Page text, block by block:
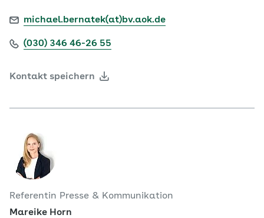
michael.bernatek(at)bv.aok.de
(030) 346 46-26 55
Kontakt speichern
Referentin Presse & Kommunikation
Mareike Horn